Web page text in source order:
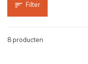
Filter
8 producten